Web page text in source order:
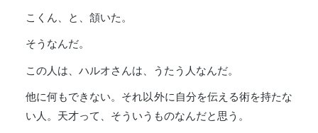
こくん、と、頷いた。
そうなんだ。
この人は、ハルオさんは、うたう人なんだ。
他に何もできない。それ以外に自分を伝える術を持たな
い人。天才って、そういうものなんだと思う。